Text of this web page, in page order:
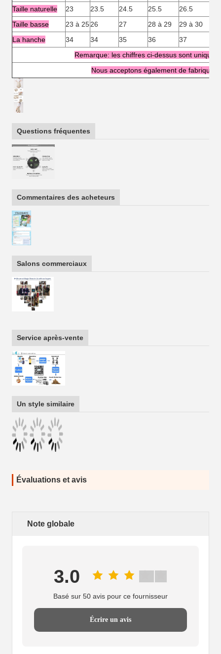
Taille naturelle 23 23.5 24.5 25.5 26.5
Taille basse
23 à 2526 27 28 à 29 29 à 30
La hanche
34 34 35 36 37
Remarque: les chiffres ci-dessus sont
Nous acceptons également de fabriquer
Questions fréquentes
Commentaires des acheteurs
Salons commerciaux
Service après-vente
Un style similaire
Évaluations et avis
Note globale
3.0
Basé sur 50 avis pour ce fournisseur
Écrire un avis